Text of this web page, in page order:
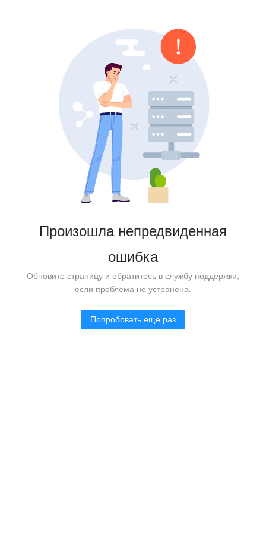
Произошла непредвиденная
ошибка
Обновите страницу и обратитесь в службу поддержки,
если проблема не устранена.
Попробовать еще раз